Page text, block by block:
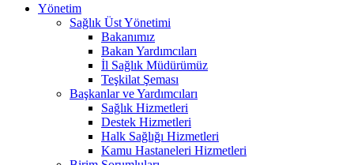
Yönetim
Sağlık Üst Yönetimi
Bakanımız
Bakan Yardımcıları
İl Sağlık Müdürümüz
Teşkilat Şeması
Başkanlar ve Yardımcıları
Sağlık Hizmetleri
Destek Hizmetleri
Halk Sağlığı Hizmetleri
Kamu Hastaneleri Hizmetleri